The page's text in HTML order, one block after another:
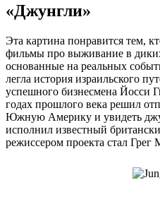
«Джунгли»
Эта картина понравится тем,
фильмы про выживание в
основанные на реальных
легла история израильского
успешного бизнесмена Йосси
годах прошлого века решил
Южную Америку и увидеть
исполнил известный
режиссером проекта стал Грег